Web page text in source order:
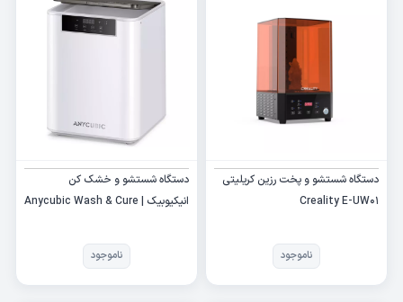
دستگاه شستشو و پخت رزین کریلیتی
Creality E-UW01
ناموجود
دستگاه شستشو و خشک کن
انیکیوبیک | Anycubic Wash & Cure
ناموجود